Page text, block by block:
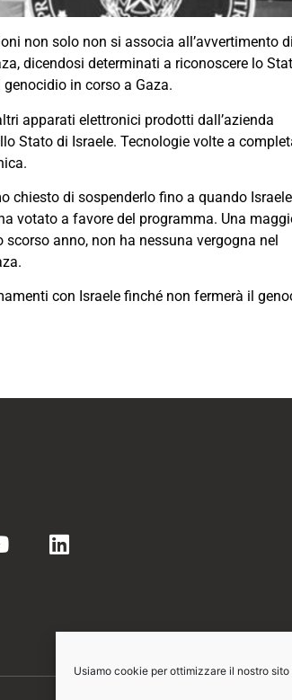
Usiamo cookie per ottimizzare il nostro
non solo non si associa all’avvertimento
dicendosi determinati a riconoscere lo
in corso a Gaza.
apparati elettronici prodotti dall’azienda
Stato di Israele. Tecnologie volte a
chiesto di sospenderlo fino a quando
votato a favore del programma. Una
anno, non ha nessuna vergogna nel
con Israele finché non fermerà il